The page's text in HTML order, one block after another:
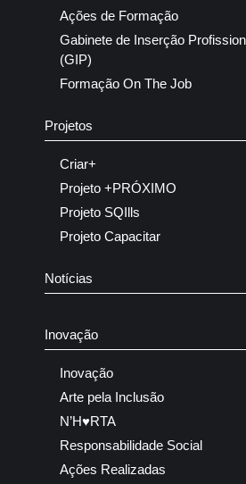
Ações de Formação
Gabinete de Inserção
(GIP)
Formação On The Job
Projetos
Criar+
Projeto +PRÓXIMO
Projeto SQIlls
Projeto Capacitar
Notícias
Inovação
Inovação
Arte pela Inclusão
N’H♥RTA
Responsabilidade Social
Ações Realizadas